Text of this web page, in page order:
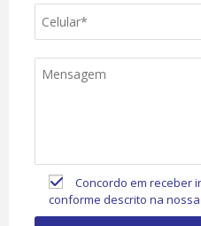
Concordo em receber
conforme descrito na